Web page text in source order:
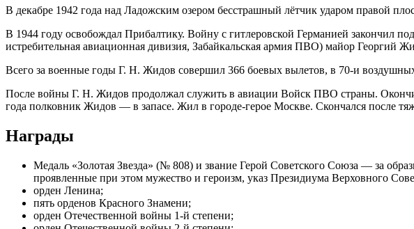
В декабре 1942 года над Ладожским озером бесстрашный лётчик ударом правой
В 1944 году освобождал Прибалтику. Войну с гитлеровской Германией закончил
истребительная авиационная дивизия, Забайкальская армия ПВО) майор Георгий
Всего за военные годы Г. Н. Жидов совершил 366 боевых вылетов, в 70-и
После войны Г. Н. Жидов продолжал служить в авиации Войск ПВО страны.
года полковник Жидов — в запасе. Жил в городе-герое Москве. Скончался после
Награды
Медаль «Золотая Звезда» (№ 808) и звание Герой Советского Союза — за
проявленные при этом мужество и героизм, указ Президиума Верховного
орден Ленина;
пять орденов Красного Знамени;
орден Отечественной войны 1-й степени;